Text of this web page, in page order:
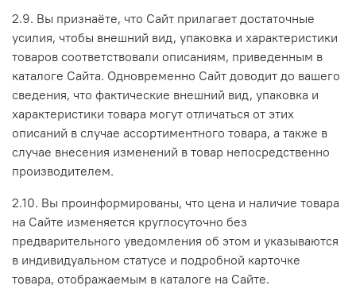
2.9. Вы признаёте, что Сайт прилагает достаточные
усилия, чтобы внешний вид, упаковка и характеристики
товаров соответствовали описаниям, приведенным в
каталоге Сайта. Одновременно Сайт доводит до вашего
сведения, что фактические внешний вид, упаковка и
характеристики товара могут отличаться от этих
описаний в случае ассортиментного товара, а также в
случае внесения изменений в товар непосредственно
производителем.
2.10. Вы проинформированы, что цена и наличие товара
на Сайте изменяется круглосуточно без
предварительного уведомления об этом и указываются
в индивидуальном статусе и подробной карточке
товара, отображаемым в каталоге на Сайте.